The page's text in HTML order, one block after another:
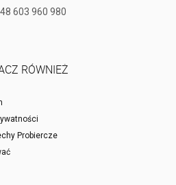
603 960 980
RÓWNIEŻ
Probiercze